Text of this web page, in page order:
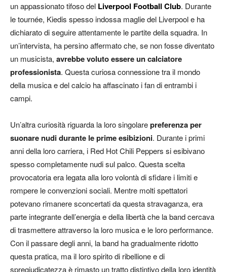
un appassionato tifoso del Liverpool Football Club. Durante
le tournée, Kiedis spesso indossa maglie del Liverpool e ha
dichiarato di seguire attentamente le partite della squadra. In
un’intervista, ha persino affermato che, se non fosse diventato
un musicista, avrebbe voluto essere un calciatore
professionista. Questa curiosa connessione tra il mondo
della musica e del calcio ha affascinato i fan di entrambi i
campi.
Un’altra curiosità riguarda la loro singolarepreferenza per
suonare nudi durante le prime esibizioni. Durante i primi
anni della loro carriera, i Red Hot Chili Peppers si esibivano
spesso completamente nudi sul palco. Questa scelta
provocatoria era legata alla loro volontà di sfidare i limiti e
rompere le convenzioni sociali. Mentre molti spettatori
potevano rimanere sconcertati da questa stravaganza, era
parte integrante dell’energia e della libertà che la band cercava
di trasmettere attraverso la loro musica e le loro performance.
Con il passare degli anni, la band ha gradualmente ridotto
questa pratica, ma il loro spirito di ribellione e di
spregiudicatezza è rimasto un tratto distintivo della loro identità